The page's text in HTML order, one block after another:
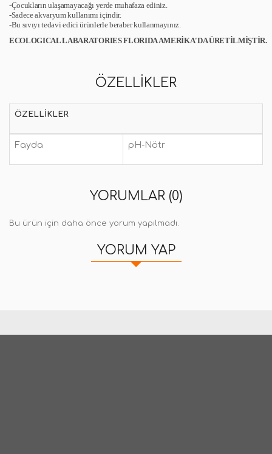
-Çocukların ulaşamayacağı yerde muhafaza ediniz.
-Sadece akvaryum kullanımı içindir.
-Bu sıvıyı tedavi edici ürünlerle beraber kullanmayınız.
ECOLOGICAL LABARATORIES FLORIDA AMERİKA'DA ÜRETİLMİŞTİR.
ÖZELLIKLER
ÖZELLIKLER
Fayda pH-Nötr
YORUMLAR (0)
Bu ürün için daha önce yorum yapılmadı.
YORUM YAP